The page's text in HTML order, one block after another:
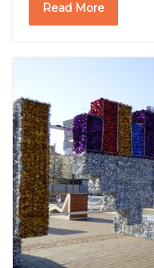
Read More